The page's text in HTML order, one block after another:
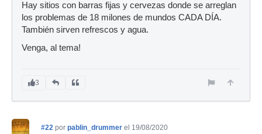
Hay sitios con barras fijas y cervezas donde se arreglan
los problemas de 18 milones de mundos CADA DÍA.
También sirven refrescos y agua.
Venga, al tema!
3
#22 por pablin_drummer el 19/08/2020